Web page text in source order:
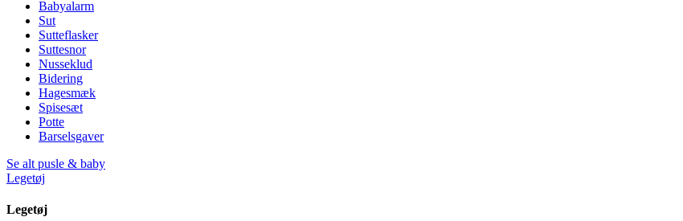
Babyalarm
Sut
Sutteflasker
Suttesnor
Nusseklud
Bidering
Hagesmæk
Spisesæt
Potte
Barselsgaver
Se alt pusle & baby
Legetøj
Legetøj